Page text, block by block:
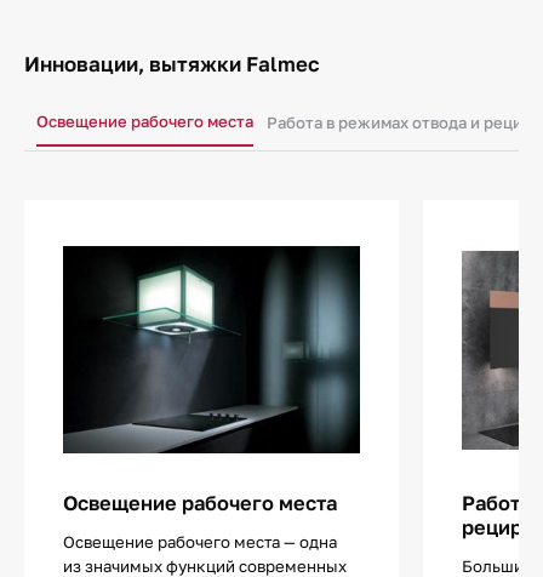
Инновации, вытяжки Falmec
Освещение рабочего места Работа в режимах отвода и
Освещение рабочего места
Освещение рабочего места — одна
из значимых функций современных
Работа